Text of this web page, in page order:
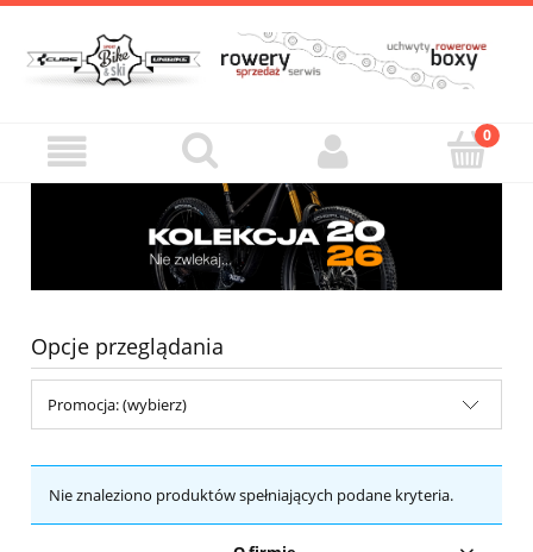
Opcje przeglądania
Promocja: (wybierz)
Nie znaleziono produktów spełniających podane kryteria.